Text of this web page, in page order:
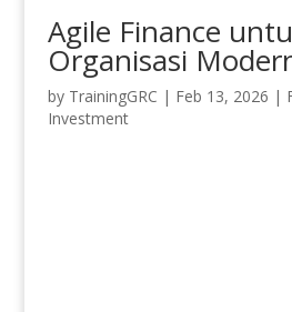
Agile Finance
Organisasi
by TrainingGRC | Feb 13, 2026 |
Investment